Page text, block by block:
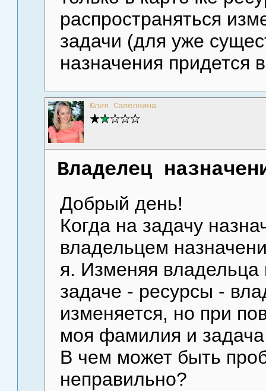
распространяться
задачи (для уже
назначения придется
Юлия Сапелкина
Владелец
Добрый день!
Когда на задачу
владельцем
я. Изменяя владельца
задаче - ресурсы -
изменяется, но при
моя фамилия и
В чем может быть
неправильно?